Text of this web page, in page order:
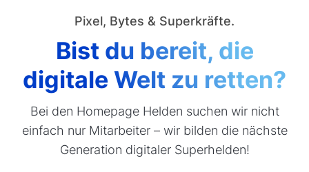
Pixel, Bytes & Superkräfte.
Bist du bereit, die
digitale Welt zu retten?
Bei den Homepage Helden suchen wir nicht
einfach nur Mitarbeiter – wir bilden die nächste
Generation digitaler Superhelden!